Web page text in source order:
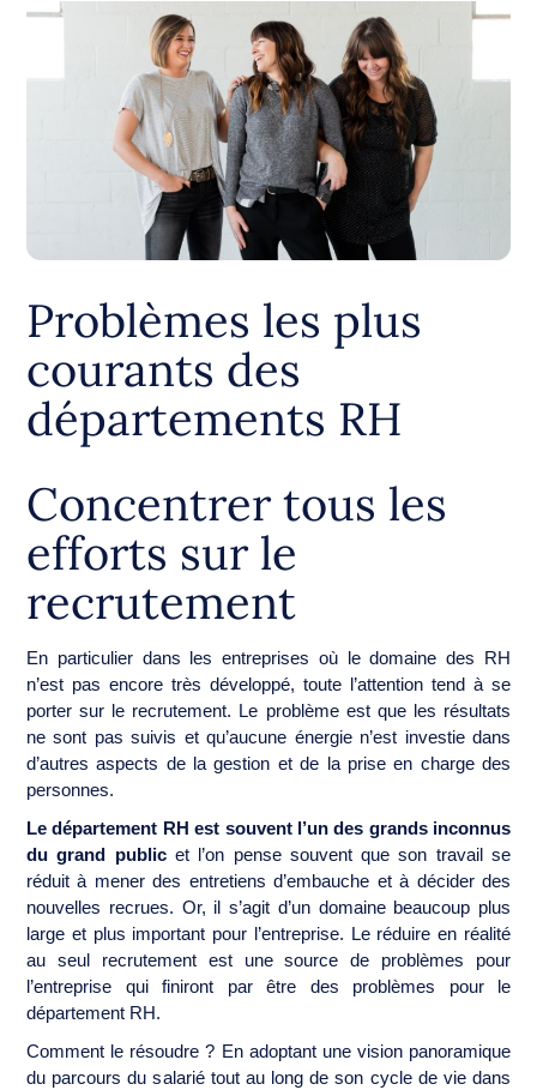
Problèmes les plus
courants des
départements RH
Concentrer tous les
efforts sur le
recrutement
En particulier dans les entreprises où le domaine des RH
n’est pas encore très développé, toute l’attention tend à se
porter sur le recrutement. Le problème est que les résultats
ne sont pas suivis et qu’aucune énergie n’est investie dans
d’autres aspects de la gestion et de la prise en charge des
personnes.
Le département RH est souvent l’un des grands inconnus
du grand public et l’on pense souvent que son travail se
réduit à mener des entretiens d’embauche et à décider des
nouvelles recrues. Or, il s’agit d’un domaine beaucoup plus
large et plus important pour l’entreprise. Le réduire en réalité
au seul recrutement est une source de problèmes pour
l’entreprise qui finiront par être des problèmes pour le
département RH.
Comment le résoudre ? En adoptant une vision panoramique
du parcours du salarié tout au long de son cycle de vie dans